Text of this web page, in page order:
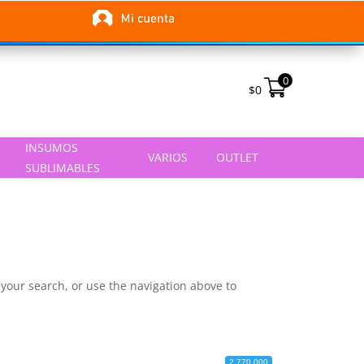
$0
0
INSUMOS
SUBLIMABLES
VARIOS OUTLET
search, or use the navigation above to
2 770 000